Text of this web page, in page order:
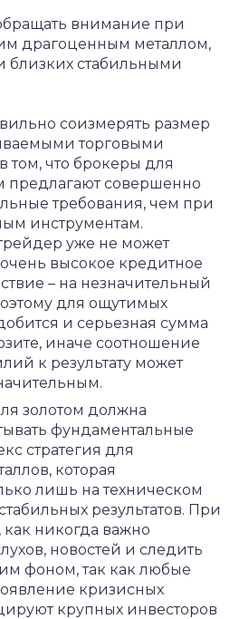
внимание при
драгоценным металлом,
близких стабильными
соизмерять размер
торговыми
том, что брокеры для
предлагают совершенно
требования, чем при
инструментам.
уже не может
высокое кредитное
– на незначительный
для ощутимых
и серьезная сумма
иначе соотношение
к результату может
золотом должна
фундаментальные
стратегия для
которая
лишь на техническом
результатов. При
как никогда важно
новостей и следить
фоном, так как любые
кризисных
крупных инвесторов